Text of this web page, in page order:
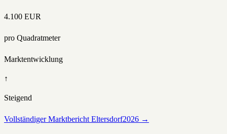
4.100 EUR
pro Quadratmeter
Marktentwicklung
↑
Steigend
Vollständiger Marktbericht Eltersdorf2026 →